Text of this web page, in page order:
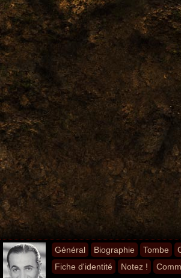
Général Biographie Tombe
Fiche d'identité
Notez !